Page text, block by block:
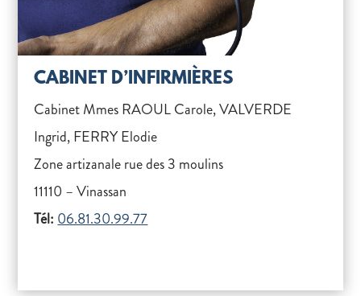
CABINET D’INFIRMIÈRES
Cabinet Mmes RAOUL Carole, VALVERDE
Ingrid, FERRY Elodie
Zone artizanale rue des 3 moulins
11110 – Vinassan
Tél: 06.81.30.99.77